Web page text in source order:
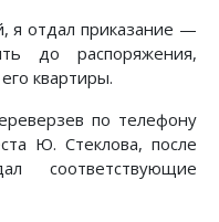
я отдал приказание —
до распоряжения,
квартиры.
по телефону
Ю. Стеклова, после